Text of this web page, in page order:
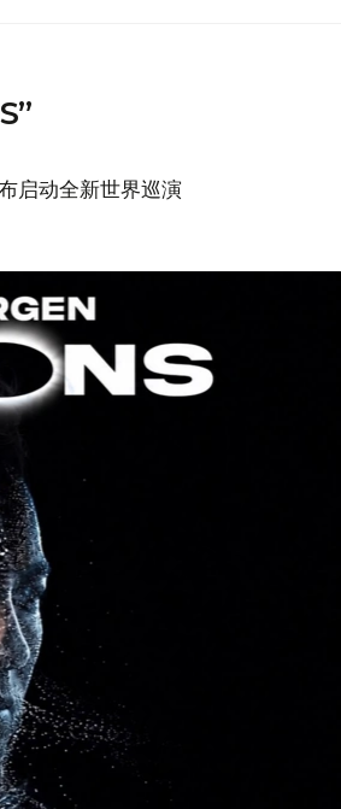
启动全新世界巡演